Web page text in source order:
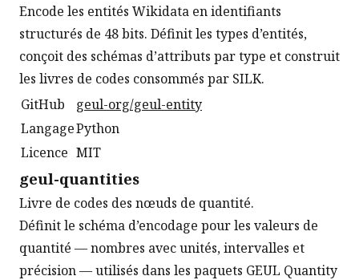
Encode les entités Wikidata en identifiants
structurés de 48 bits. Définit les types d’entités,
conçoit des schémas d’attributs par type et construit
les livres de codes consommés par SILK.
GitHub
geul-org/geul-entity
LangagePython
Licence MIT
geul-quantities
Livre de codes des nœuds de quantité.
Définit le schéma d’encodage pour les valeurs de
quantité — nombres avec unités, intervalles et
précision — utilisés dans les paquets GEUL Quantity